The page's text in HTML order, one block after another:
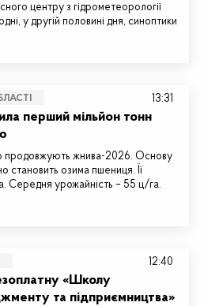
центру з гідрометеорології
у другій половині дня, синоптики
перший мільйон тонн
продовжують жнива-2026. Основу
становить озима пшениця. Її
Середня урожайність – 55 ц/га.
13:31
«Школу
та підприємництва»
12:40